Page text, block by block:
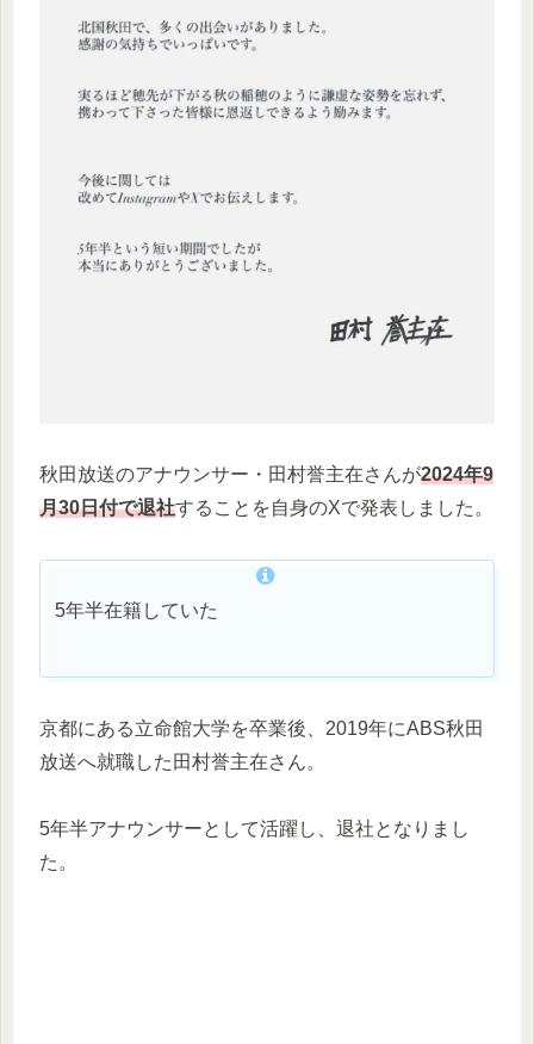
秋田放送のアナウンサー・田村誉主在さんが2024年9
月30日付で退社することを自身のXで発表しました。
5年半在籍していた
京都にある立命館大学を卒業後、2019年にABS秋田
放送へ就職した田村誉主在さん。
5年半アナウンサーとして活躍し、退社となりまし
た。